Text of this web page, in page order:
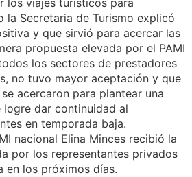
los viajes turísticos para
la Secretaria de Turismo explicó
y que sirvió para acercar las
propuesta elevada por el PAMI
los sectores de prestadores
no tuvo mayor aceptación y que
acercaron para plantear una
dar continuidad al
en temporada baja.
nacional Elina Minces recibió la
por los representantes privados
en los próximos días.